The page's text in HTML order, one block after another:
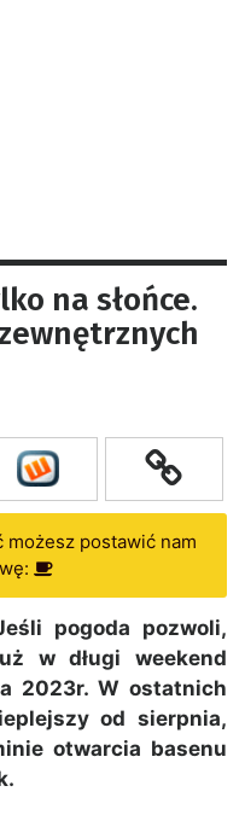
na słońce.
możesz postawić nam
pogoda pozwoli,
w długi weekend
2023r. W ostatnich
od sierpnia,
otwarcia basenu